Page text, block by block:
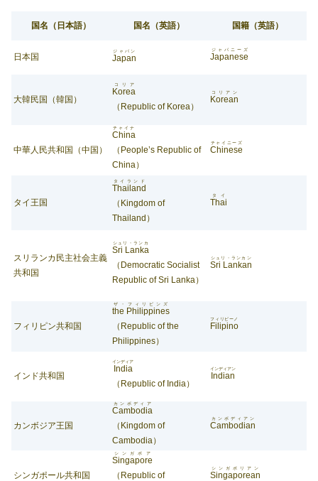
国名（日本語） 国名（英語） 国籍（英語）
日本国 Japan
ジャパン
Japanese
ジャパニーズ
大韓民国（韓国）
Korea
コリア
（Republic of Korea）
Korean
コリアン
中華人民共和国（中国）
China
チャイナ
（People’s Republic of
China）
Chinese
チャイニーズ
タイ王国
Thailand
タイランド
（Kingdom of
Thailand）
Thai
タイ
スリランカ民主社会主義
共和国
Sri Lanka
シュリ・ランカ
（Democratic Socialist
Republic of Sri Lanka）
Sri Lankan
シュリ・ランカン
フィリピン共和国
the Philippines
ザ・フィリピンズ
（Republic of the
Philippines）
Filipino
フィリピーノ
インド共和国
India
インディア
（Republic of India）
Indian
インディアン
カンボジア王国
Cambodia
カンボディア
（Kingdom of
Cambodia）
Cambodian
カンボディアン
シンガポール共和国
Singapore
シンガポア
（Republic of
Singaporean
シンガポリアン